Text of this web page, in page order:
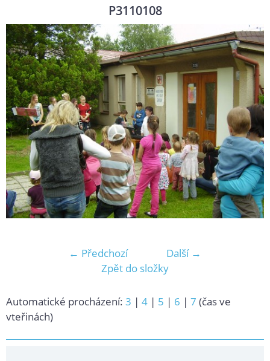
P3110108
← Předchozí
Další →
Zpět do složky
Automatické procházení: 3 | 4 | 5 | 6 | 7 (čas ve
vteřinách)